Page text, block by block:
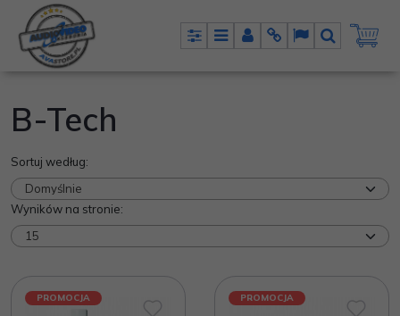
PanelMenuPanel
InfoLangSzukaj
B-Tech
Sortuj według:
Wyników na stronie:
PROMOCJA PROMOCJA